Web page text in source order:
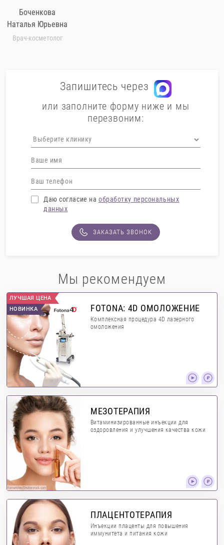
Боченкова
Наталья Юрьевна
Врач-косметолог
Запишитесь через
или заполните форму ниже и мы
перезвоним:
Даю согласие на обработку персональных
данных
ЗАКАЗАТЬ ЗВОНОК
Мы рекомендуем
ЛУЧШАЯ ЦЕНА
НОВИНКА
FOTONA: 4D ОМОЛОЖЕНИЕ
Комплексная процедура 4D лазерного
омоложения
RomarioIen/Shutterstock.com
МЕЗОТЕРАПИЯ
Витаминизированные инъекции для
оздоровления и улучшения качества кожи
ПЛАЦЕНТОТЕРАПИЯ
Инъекции плаценты для повышения
иммунитета и питания кожи